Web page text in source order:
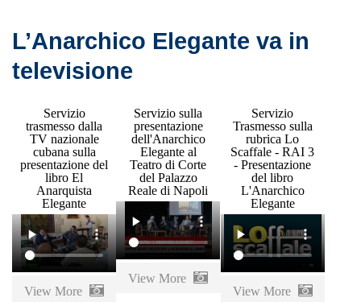
L’Anarchico Elegante va in
televisione
Servizio
trasmesso dalla
TV nazionale
cubana sulla
presentazione del
libro El
Anarquista
Elegante
View More
Servizio sulla
presentazione
dell'Anarchico
Elegante al
Teatro di Corte
del Palazzo
Reale di Napoli
View More
Servizio
Trasmesso sulla
rubrica Lo
Scaffale - RAI 3
- Presentazione
del libro
L'Anarchico
Elegante
View More